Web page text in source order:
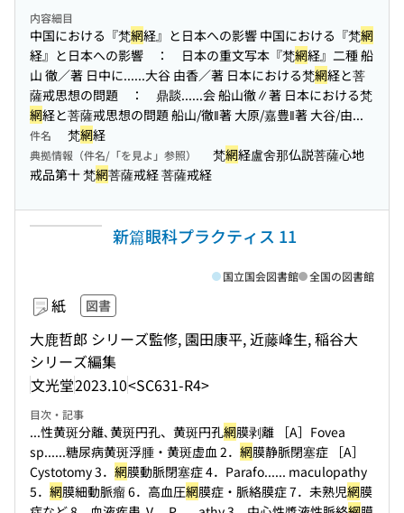
内容細目
中国における『梵網経』と日本への影響 中国における『梵網
経』と日本への影響 ： 日本の重文写本『梵網経』二種 船
山 徹／著 日中に......大谷 由香／著 日本における梵網経と菩
薩戒思想の問題 ： 鼎談......会 船山徹∥著 日本における梵
網経と菩薩戒思想の問題 船山/徹‖著 大原/嘉豊‖著 大谷/由...
件名 梵網経
典拠情報（件名/「を見よ」参照） 梵網経盧舍那仏説菩薩心地
戒品第十 梵網菩薩戒経 菩薩戒経
新篇眼科プラクティス 11
紙 図書
大鹿哲郎 シリーズ監修, 園田康平, 近藤峰生, 稲谷大
シリーズ編集
文光堂2023.10<SC631-R4>
国立国会図書館 全国の図書館
目次・記事
...性黄斑分離､黄斑円孔、黄斑円孔網膜剥離 ［A］Fovea
sp......糖尿病黄斑浮腫・黄斑虚血 2． 網膜静脈閉塞症 ［A］
Cystotomy 3． 網膜動脈閉塞症 4．Parafo...... maculopathy
5． 網膜細動脈瘤 6．高血圧網膜症・脈絡膜症 7．未熟児網膜